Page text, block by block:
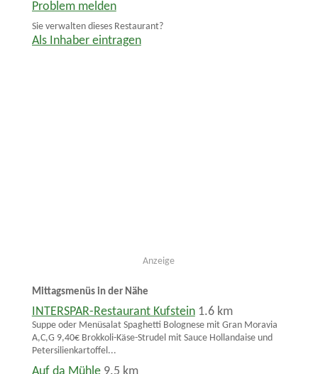
Problem melden
Sie verwalten dieses Restaurant?
Als Inhaber eintragen
Anzeige
Mittagsmenüs in der Nähe
INTERSPAR-Restaurant Kufstein 1.6 km
Suppe oder Menüsalat Spaghetti Bolognese mit Gran Moravia
A,C,G 9,40€ Brokkoli-Käse-Strudel mit Sauce Hollandaise und
Petersilienkartoffel...